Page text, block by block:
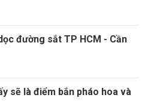
đường sắt TP HCM - Cần
sẽ là điểm bắn pháo hoa và